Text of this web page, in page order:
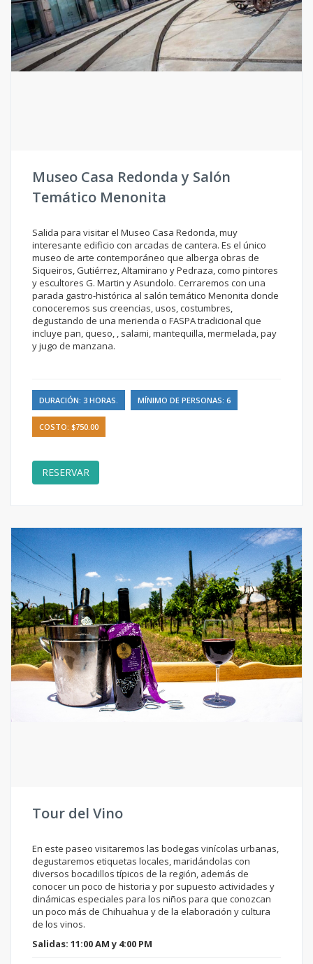
Museo Casa Redonda y Salón
Temático Menonita
Salida para visitar el Museo Casa Redonda, muy
interesante edificio con arcadas de cantera. Es el único
museo de arte contemporáneo que alberga obras de
Siqueiros, Gutiérrez, Altamirano y Pedraza, como pintores
y escultores G. Martin y Asundolo. Cerraremos con una
parada gastro-histórica al salón temático Menonita donde
conoceremos sus creencias, usos, costumbres,
degustando de una merienda o FASPA tradicional que
incluye pan, queso, , salami, mantequilla, mermelada, pay
y jugo de manzana.
DURACIÓN: 3 HORAS. MÍNIMO DE PERSONAS: 6
COSTO: $750.00
RESERVAR
Tour del Vino
En este paseo visitaremos las bodegas vinícolas urbanas,
degustaremos etiquetas locales, maridándolas con
diversos bocadillos típicos de la región, además de
conocer un poco de historia y por supuesto actividades y
dinámicas especiales para los niños para que conozcan
un poco más de Chihuahua y de la elaboración y cultura
de los vinos.
Salidas: 11:00 AM y 4:00 PM